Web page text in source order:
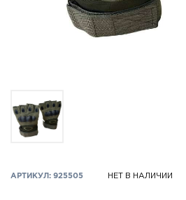
АРТИКУЛ: 925505 НЕТ В НАЛИЧИИ